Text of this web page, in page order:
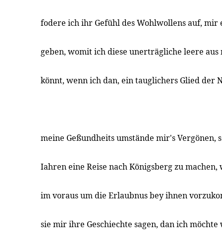
fodere ich ihr Gefühl des Wohlwollens auf, mir
geben, womit ich diese unerträgliche leere aus
könnt, wenn ich dan, ein tauglichers Glied der
meine Geßundheits umstände mir's Vergönen,
Iahren eine Reise nach Königsberg zu machen,
im voraus um die Erlaubnus bey ihnen
sie mir ihre Geschiechte sagen, dan ich